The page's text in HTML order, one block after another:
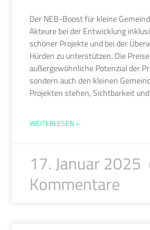
Der NEB-Boost für kleine
Akteure bei der Entwicklung
schöner Projekte und bei der
Hürden zu unterstützen. Die
außergewöhnliche Potenzial der
sondern auch den kleinen
Projekten stehen, Sichtbarkeit
WEITERLESEN »
17. Januar 2025
Kommentare